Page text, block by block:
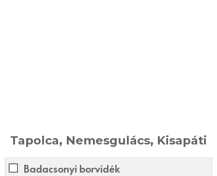
Tapolca, Nemesgulács, Kisapáti
Badacsonyi borvidék